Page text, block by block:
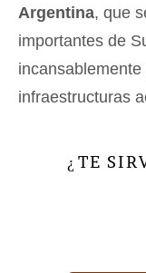
Argentina, que
importantes de
infraestructuras
¿ TE